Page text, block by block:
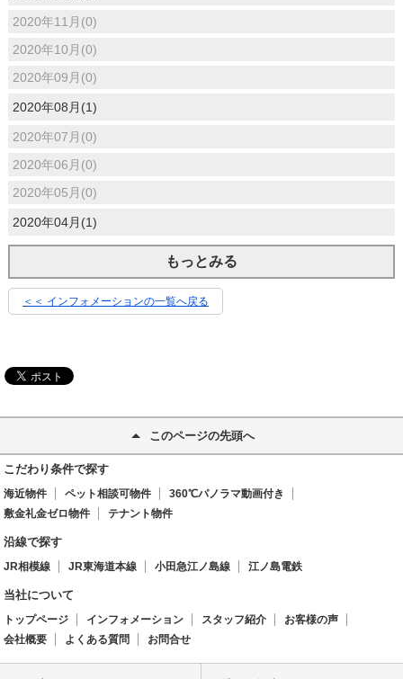
2020年11月(0)
2020年10月(0)
2020年09月(0)
2020年08月(1)
2020年07月(0)
2020年06月(0)
2020年05月(0)
2020年04月(1)
もっとみる
＜＜ インフォメーションの一覧へ戻る
このページの先頭へ
こだわり条件で探す
海近物件 ペット相談可物件
360℃パノラマ動画付き
敷金礼金ゼロ物件
テナント物件
沿線で探す
JR相模線 JR東海道本線 小田急江ノ島線 江ノ島電鉄
当社について
トップページ インフォメーション スタッフ紹介
お客様の声
会社概要
よくある質問 お問合せ